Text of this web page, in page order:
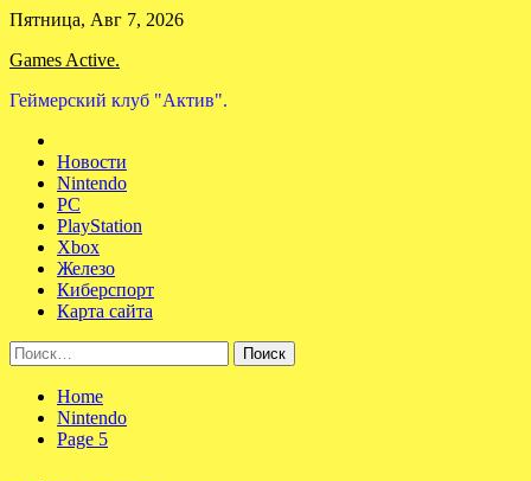
Skip
content
Пятница, Авг 7, 2026
Games Active.
Геймерский клуб "Актив".
Новости
Nintendo
PC
PlayStation
Xbox
Железо
Киберспорт
Карта сайта
Найти:
Home
Nintendo
Page 5